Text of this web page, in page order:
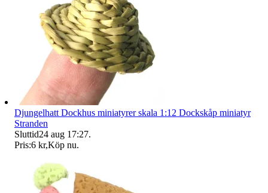
Djungelhatt Dockhus miniatyrer skala 1:12 Dockskåp miniatyr
Stranden
Sluttid24 aug 17:27.
Pris:6 kr,Köp nu.